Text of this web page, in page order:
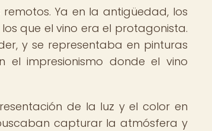
Ya en la antigüedad, los
que el vino era el protagonista.
y se representaba en pinturas
el impresionismo donde el vino
de la luz y el color en
capturar la atmósfera y